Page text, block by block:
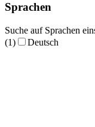
Sprachen
Suche auf Sprachen
(1)
Deutsch